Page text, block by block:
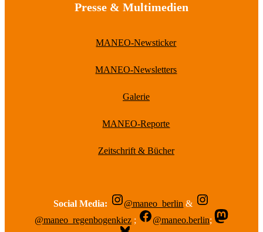
Presse & Multimedien
MANEO-Newsticker
MANEO-Newsletters
Galerie
MANEO-Reporte
Zeitschrift & Bücher
Social Media: @maneo_berlin &
@maneo_regenbogenkiez ; @maneo.berlin;